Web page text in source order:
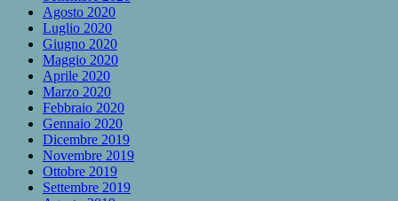
Agosto 2020
Luglio 2020
Giugno 2020
Maggio 2020
Aprile 2020
Marzo 2020
Febbraio 2020
Gennaio 2020
Dicembre 2019
Novembre 2019
Ottobre 2019
Settembre 2019